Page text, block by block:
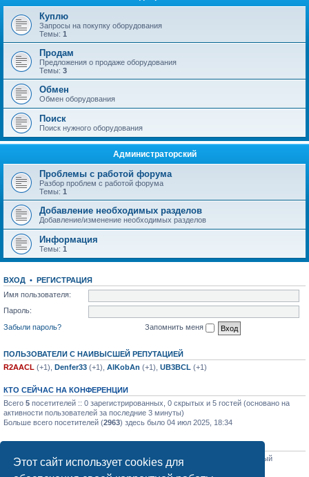
Этот сайт использует cookies для
Куплю
Запросы на покупку оборудования
Темы: 1
Продам
Предложения о продаже оборудования
Темы: 3
Обмен
Обмен оборудования
Поиск
Поиск нужного оборудования
Администраторский
Проблемы с работой форума
Разбор проблем с работой форума
Темы: 1
Добавление необходимых разделов
Добавление/изменение необходимых разделов
Информация
Темы: 1
ВХОД • РЕГИСТРАЦИЯ
Имя пользователя:
Пароль:
Забыли пароль?
Запомнить меня
ПОЛЬЗОВАТЕЛИ С НАИВЫСШЕЙ РЕПУТАЦИЕЙ
R2AACL (+1), Denfer33 (+1), AlKobAn (+1), UB3BCL (+1)
КТО СЕЙЧАС НА КОНФЕРЕНЦИИ
Всего 5 посетителей :: 0 зарегистрированных, 0 скрытых и 5 гостей (основано на
активности пользователей за последние 3 минуты)
Больше всего посетителей (2963) здесь было 04 июл 2025, 18:34
Всего сообщений: 1266• Всего тем: 68• Всего пользователей:
• Новый
пользователь:Tib45